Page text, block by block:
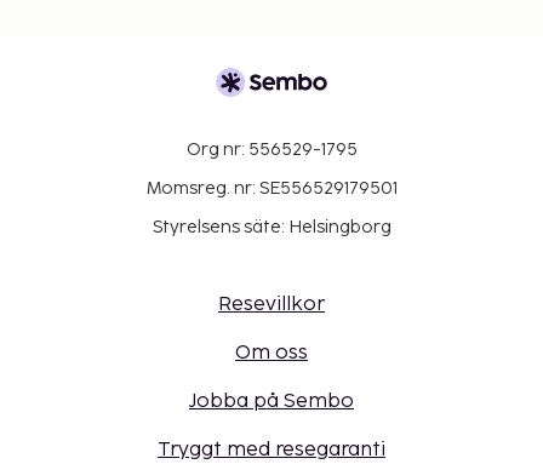
Org nr: 556529-1795
Momsreg. nr: SE556529179501
Styrelsens säte: Helsingborg
Resevillkor
Om oss
Jobba på Sembo
Tryggt med resegaranti